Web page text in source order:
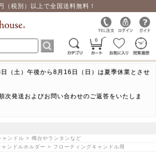
税別）以上で全国送料無料！
0
（土）午後から8月16日（日）は夏季休業とさせ
次発送およびお問い合わせのご返答をいたしま
ンドル > 燭台やランタンなど
ンドルホルダー > フローティングキャンドル用